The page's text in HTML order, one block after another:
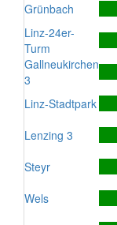
Grünbach
Linz-24er-
Turm
Gallneukirchen
3
Linz-Stadtpark
Lenzing 3
Steyr
Wels